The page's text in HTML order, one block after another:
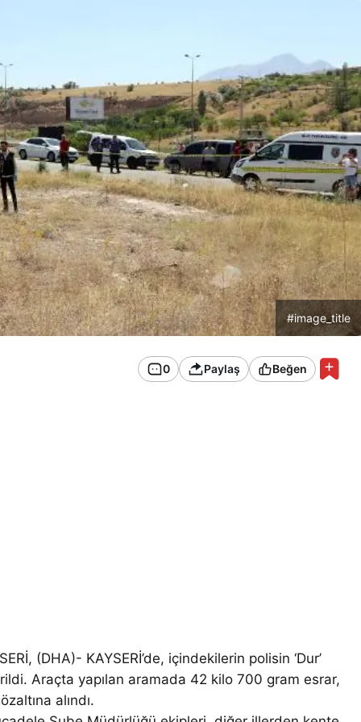
#image_title
0 Paylaş Beğen
(DHA)- KAYSERİ’de, içindekilerin polisin ‘Dur’
Araçta yapılan aramada 42 kilo 700 gram esrar,
alındı.